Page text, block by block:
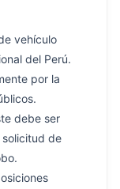
vehículo
del Perú.
por la
debe ser
de